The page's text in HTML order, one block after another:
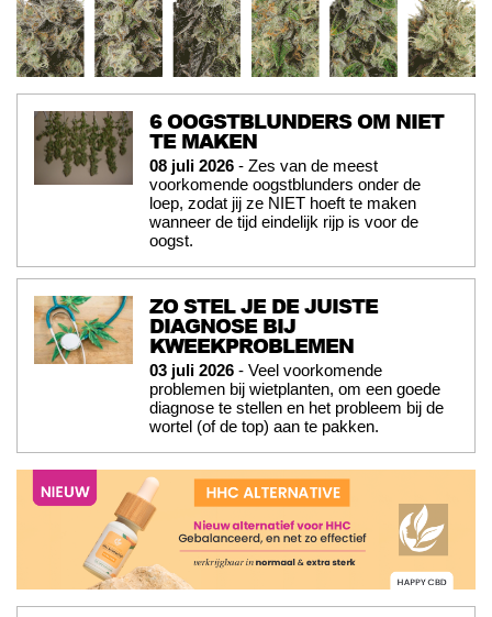
6 OOGSTBLUNDERS OM NIET
TE MAKEN
08 juli 2026 - Zes van de meest
voorkomende oogstblunders onder de
loep, zodat jij ze NIET hoeft te maken
wanneer de tijd eindelijk rijp is voor de
oogst.
ZO STEL JE DE JUISTE
DIAGNOSE BIJ
KWEEKPROBLEMEN
03 juli 2026 - Veel voorkomende
problemen bij wietplanten, om een goede
diagnose te stellen en het probleem bij de
wortel (of de top) aan te pakken.